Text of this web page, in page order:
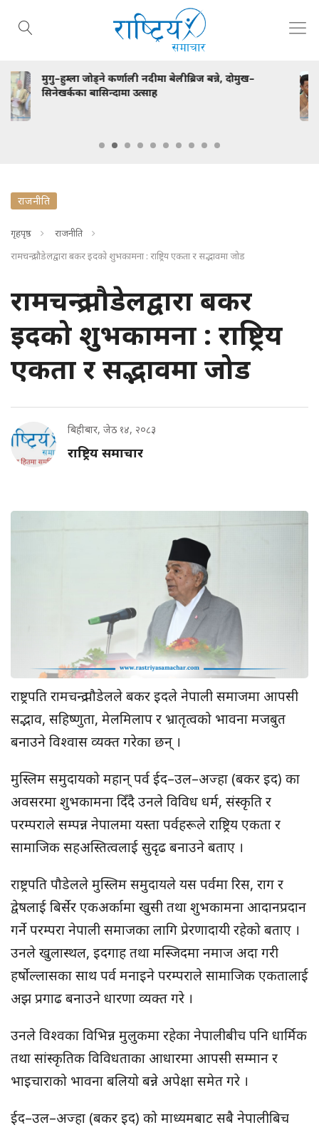
बन्ने, दोमुख–
सरकार सबै नागरिकको साझा
राजनीति
गृहपृष्ठ
राजनीति
रामचन्द्र पौडेलद्वारा बकर इदको शुभकामना : राष्ट्रिय एकता र सद्भावमा जोड
रामचन्द्र पौडेलद्वारा बकर
इदको शुभकामना : राष्ट्रिय
एकता र सद्भावमा जोड
बिहीबार, जेठ १४, २०८३
राष्ट्रिय समाचार
राष्ट्रपति रामचन्द्र पौडेलले बकर इदले नेपाली समाजमा आपसी
सद्भाव, सहिष्णुता, मेलमिलाप र भ्रातृत्वको भावना मजबुत
बनाउने विश्वास व्यक्त गरेका छन् ।
मुस्लिम समुदायको महान् पर्व ईद–उल–अज्हा (बकर इद) का
अवसरमा शुभकामना दिँदै उनले विविध धर्म, संस्कृति र
परम्पराले सम्पन्न नेपालमा यस्ता पर्वहरूले राष्ट्रिय एकता र
सामाजिक सहअस्तित्वलाई सुदृढ बनाउने बताए ।
राष्ट्रपति पौडेलले मुस्लिम समुदायले यस पर्वमा रिस, राग र
द्वेषलाई बिर्सेर एकअर्कामा खुसी तथा शुभकामना आदानप्रदान
गर्ने परम्परा नेपाली समाजका लागि प्रेरणादायी रहेको बताए ।
उनले खुलास्थल, इदगाह तथा मस्जिदमा नमाज अदा गरी
हर्षोल्लासका साथ पर्व मनाइने परम्पराले सामाजिक एकतालाई
अझ प्रगाढ बनाउने धारणा व्यक्त गरे ।
उनले विश्वका विभिन्न मुलुकमा रहेका नेपालीबीच पनि धार्मिक
तथा सांस्कृतिक विविधताका आधारमा आपसी सम्मान र
भाइचाराको भावना बलियो बन्ने अपेक्षा समेत गरे ।
ईद–उल–अज्हा (बकर इद) को माध्यमबाट सबै नेपालीबिच